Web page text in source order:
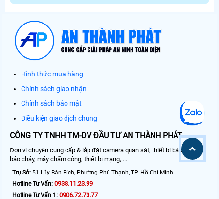
Hình thức mua hàng
Chính sách giao nhận
Chính sách bảo mật
Điều kiện giao dịch chung
CÔNG TY TNHH TM-DV ĐẦU TƯ AN THÀNH PHÁT
Đơn vị chuyên cung cấp & lắp đặt camera quan sát, thiết bị báo động,
báo cháy, máy chấm công, thiết bị mạng, ...
Trụ Sở: 51 Lũy Bán Bích, Phường Phú Thạnh, TP. Hồ Chí Minh
Hotline Tư Vấn: 0938.11.23.99
Hotline Tư Vấn 1: 0906.72.73.77